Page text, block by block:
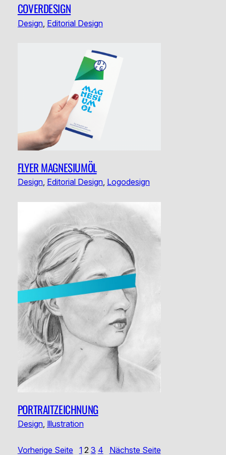
COVERDESIGN
Design, Editorial Design
FLYER MAGNESIUMÖL
Design, Editorial Design, Logodesign
PORTRAITZEICHNUNG
Design, Illustration
Vorherige Seite 1 2 3 4 Nächste Seite